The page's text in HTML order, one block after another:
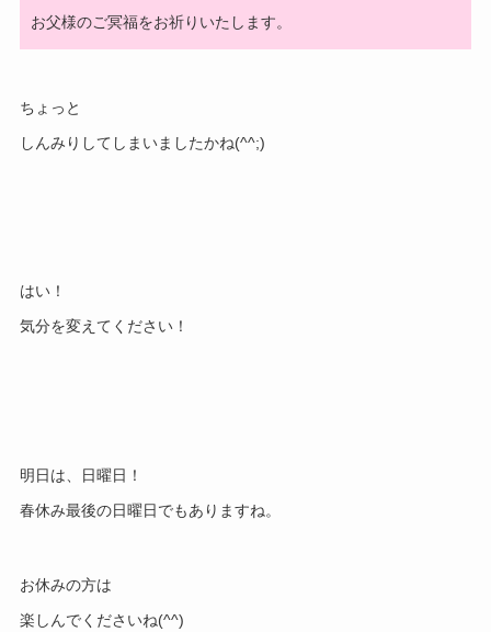
お父様のご冥福をお祈りいたします。
ちょっと
しんみりしてしまいましたかね(^^;)
はい！
気分を変えてください！
明日は、日曜日！
春休み最後の日曜日でもありますね。
お休みの方は
楽しんでくださいね(^^)